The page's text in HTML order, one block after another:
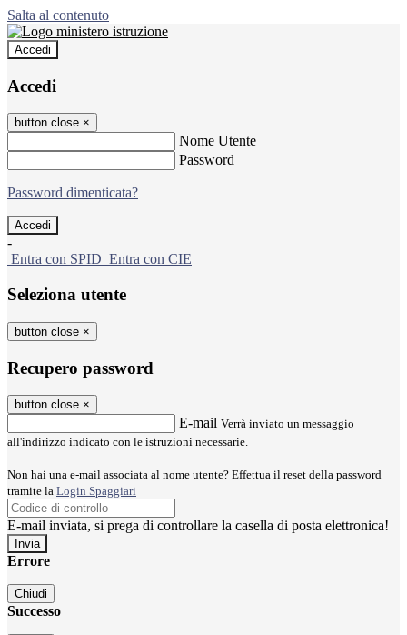
Salta al contenuto
Accedi
Accedi
button close ×
Nome Utente
Password
Password dimenticata?
-
Entra con SPID Entra con CIE
Seleziona utente
button close ×
Recupero password
button close ×
E-mail Verrà inviato un messaggio
all'indirizzo indicato con le istruzioni necessarie.
Non hai una e-mail associata al nome utente? Effettua il reset della password
tramite la Login Spaggiari
E-mail inviata, si prega di controllare la casella di posta elettronica!
Errore
Chiudi
Successo